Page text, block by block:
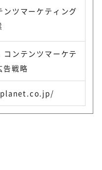
ンツマーケティング
ンテンツマーケテ
告戦略